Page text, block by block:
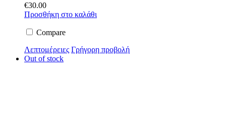
€30.00
Προσθήκη στο καλάθι
Compare
Λεπτομέρειες Γρήγορη προβολή
Out of stock